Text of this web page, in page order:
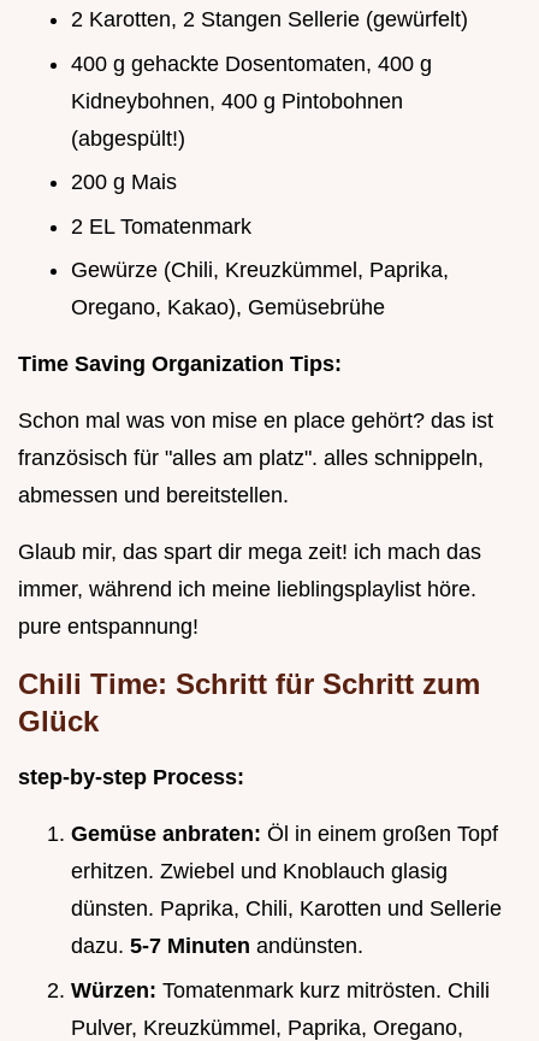
2 Karotten, 2 Stangen Sellerie (gewürfelt)
400 g gehackte Dosentomaten, 400 g
Kidneybohnen, 400 g Pintobohnen
(abgespült!)
200 g Mais
2 EL Tomatenmark
Gewürze (Chili, Kreuzkümmel, Paprika,
Oregano, Kakao), Gemüsebrühe
Time Saving Organization Tips:
Schon mal was von mise en place gehört? das ist
französisch für "alles am platz". alles schnippeln,
abmessen und bereitstellen.
Glaub mir, das spart dir mega zeit! ich mach das
immer, während ich meine lieblingsplaylist höre.
pure entspannung!
Chili Time: Schritt für Schritt zum
Glück
step-by-step Process:
Gemüse anbraten: Öl in einem großen Topf
erhitzen. Zwiebel und Knoblauch glasig
dünsten. Paprika, Chili, Karotten und Sellerie
dazu. 5-7 Minuten andünsten.
Würzen: Tomatenmark kurz mitrösten. Chili
Pulver, Kreuzkümmel, Paprika, Oregano,